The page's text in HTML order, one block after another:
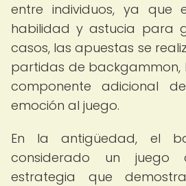
entre individuos, ya que
habilidad y astucia para
casos, las apuestas se
partidas de backgammon,
componente adicional
emoción al juego.
En la antigüedad, el
considerado un
estrategia que